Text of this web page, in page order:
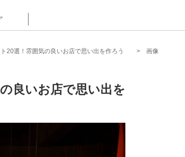
20選！雰囲気の良いお店で思い出を作ろう 画像
良いお店で思い出を